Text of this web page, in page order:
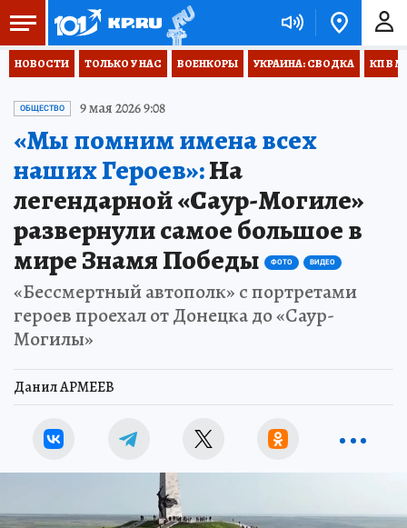
НОВОСТИ ТОЛЬКО У НАС ВОЕНКОРЫ УКРАИНА: СВОДКА КП В
ОБЩЕСТВО 9 мая 2026 9:08
«Мы помним имена всех
наших Героев»:На
легендарной «Саур-Могиле»
развернули самое большое в
мире Знамя Победы
ФОТО ВИДЕО
«Бессмертный автополк» с портретами
героев проехал от Донецка до «Саур-
Могилы»
Данил АРМЕЕВ